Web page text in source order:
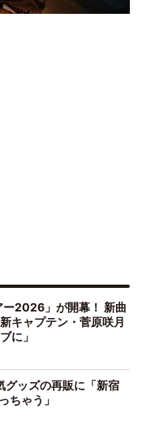
2026」が開幕！ 新曲
キャプテン・菅原咲月
に」
グッズの再販に「新宿
ちゃう」